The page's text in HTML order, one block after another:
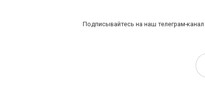
Подписывайтесь на наш телеграм-канал